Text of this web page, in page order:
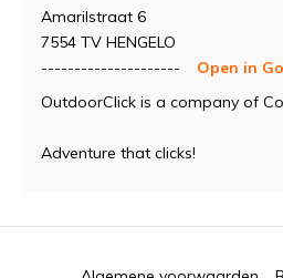
Amarilstraat 6
7554 TV HENGELO
---------------------
Open in
OutdoorClick is a company of
Adventure that clicks!